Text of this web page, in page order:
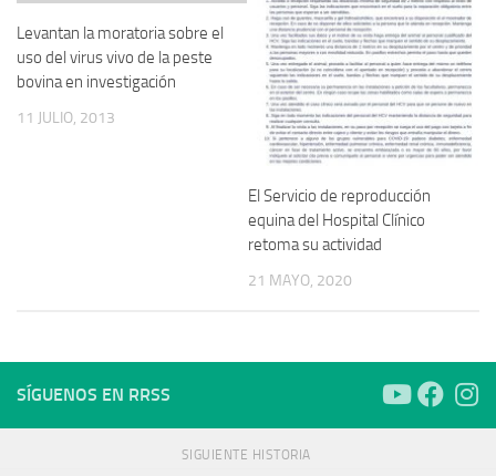
Levantan la moratoria sobre el
uso del virus vivo de la peste
bovina en investigación
11 JULIO, 2013
El Servicio de reproducción
equina del Hospital Clínico
retoma su actividad
21 MAYO, 2020
SÍGUENOS EN RRSS
SIGUIENTE HISTORIA